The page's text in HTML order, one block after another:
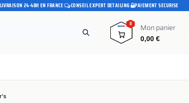
LIVRAISON 24-48H EN FRANCE· CONSEIL EXPERT DETAILING· PAIEMENT SECURISE
0 Mon panier
0,00€